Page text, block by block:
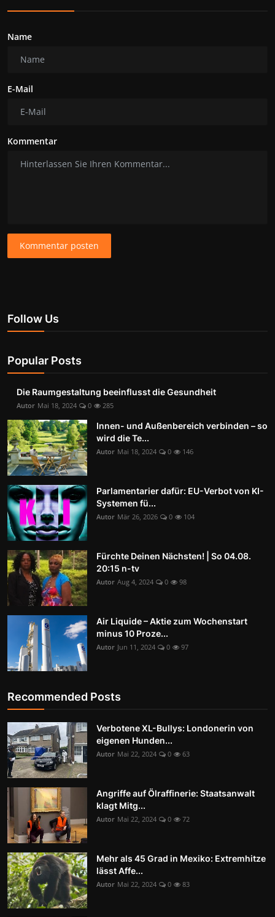
Name
E-Mail
Kommentar
Kommentar posten
Follow Us
Popular Posts
Die Raumgestaltung beeinflusst die Gesundheit
Autor Mai 18, 2024 0 285
Innen- und Außenbereich verbinden – so
wird die Te...
Autor Mai 18, 2024 0 146
Parlamentarier dafür: EU-Verbot von KI-
Systemen fü...
Autor Mär 26, 2026 0 104
Fürchte Deinen Nächsten! | So 04.08.
20:15 n-tv
Autor Aug 4, 2024 0 98
Air Liquide – Aktie zum Wochenstart
minus 10 Proze...
Autor Jun 11, 2024 0 97
Recommended Posts
Verbotene XL-Bullys: Londonerin von
eigenen Hunden...
Autor Mai 22, 2024 0 63
Angriffe auf Ölraffinerie: Staatsanwalt
klagt Mitg...
Autor Mai 22, 2024 0 72
Mehr als 45 Grad in Mexiko: Extremhitze
lässt Affe...
Autor Mai 22, 2024 0 83